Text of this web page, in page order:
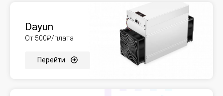
Dayun
От 500₽/плата
Перейти